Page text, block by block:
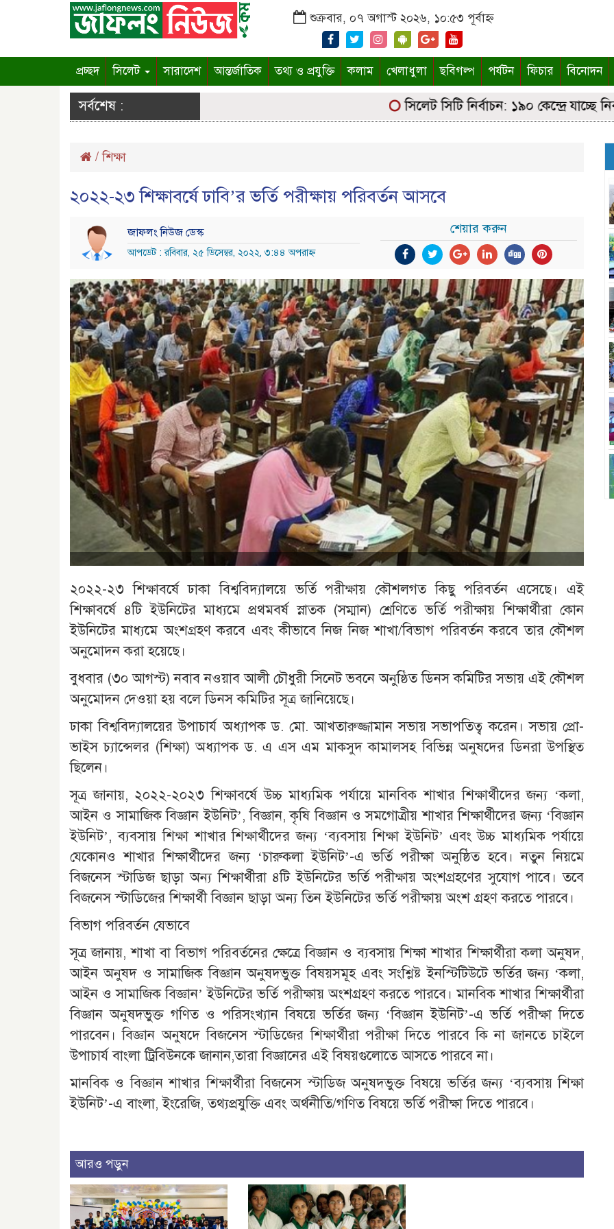
শুক্রবার, ০৭ অগাস্ট ২০২৬, ১০:৫৩ পূর্বাহ্ন
প্রচ্ছদ সিলেট সারাদেশ আন্তর্জাতিক তথ্য ও প্রযুক্তি কলাম খেলাধুলা ছবিগল্প পর্যটন ফিচার বিনোদন
সর্বশেষ : সিলেট সিটি নির্বাচন: ১৯০ কেন্দ্রে যাচ্ছে
/শিক্ষা
২০২২-২৩ শিক্ষাবর্ষে ঢাবি’র ভর্তি পরীক্ষায় পরিবর্তন আসবে
জাফলং নিউজ ডেস্ক
আপডেট : রবিবার, ২৫ ডিসেম্বর, ২০২২, ৩:৪৪ অপরাহ্ন
শেয়ার করুন
২০২২-২৩ শিক্ষাবর্ষে ঢাকা বিশ্ববিদ্যালয়ে ভর্তি পরীক্ষায় কৌশলগত কিছু পরিবর্তন এসেছে। এই
শিক্ষাবর্ষে ৪টি ইউনিটের মাধ্যমে প্রথমবর্ষ স্নাতক (সম্মান) শ্রেণিতে ভর্তি পরীক্ষায় শিক্ষার্থীরা কোন
ইউনিটের মাধ্যমে অংশগ্রহণ করবে এবং কীভাবে নিজ নিজ শাখা/বিভাগ পরিবর্তন করবে তার কৌশল
অনুমোদন করা হয়েছে।
বুধবার (৩০ আগস্ট) নবাব নওয়াব আলী চৌধুরী সিনেট ভবনে অনুষ্ঠিত ডিনস কমিটির সভায় এই কৌশল
অনুমোদন দেওয়া হয় বলে ডিনস কমিটির সূত্র জানিয়েছে।
ঢাকা বিশ্ববিদ্যালয়ের উপাচার্য অধ্যাপক ড. মো. আখতারুজ্জামান সভায় সভাপতিত্ব করেন। সভায় প্রো-
ভাইস চ্যান্সেলর (শিক্ষা) অধ্যাপক ড. এ এস এম মাকসুদ কামালসহ বিভিন্ন অনুষদের ডিনরা উপস্থিত
ছিলেন।
সূত্র জানায়, ২০২২-২০২৩ শিক্ষাবর্ষে উচ্চ মাধ্যমিক পর্যায়ে মানবিক শাখার শিক্ষার্থীদের জন্য ‌‘কলা,
আইন ও সামাজিক বিজ্ঞান ইউনিট’, বিজ্ঞান, কৃষি বিজ্ঞান ও সমগোত্রীয় শাখার শিক্ষার্থীদের জন্য ‘বিজ্ঞান
ইউনিট’, ব্যবসায় শিক্ষা শাখার শিক্ষার্থীদের জন্য ‌‘ব্যবসায় শিক্ষা ইউনিট’ এবং উচ্চ মাধ্যমিক পর্যায়ে
যেকোনও শাখার শিক্ষার্থীদের জন্য ‘চারুকলা ইউনিট’-এ ভর্তি পরীক্ষা অনুষ্ঠিত হবে। নতুন নিয়মে
বিজনেস স্টাডিজ ছাড়া অন্য শিক্ষার্থীরা ৪টি ইউনিটের ভর্তি পরীক্ষায় অংশগ্রহণের সুযোগ পাবে। তবে
বিজনেস স্টাডিজের শিক্ষার্থী বিজ্ঞান ছাড়া অন্য তিন ইউনিটের ভর্তি পরীক্ষায় অংশ গ্রহণ করতে পারবে।
বিভাগ পরিবর্তন যেভাবে
সূত্র জানায়, শাখা বা বিভাগ পরিবর্তনের ক্ষেত্রে বিজ্ঞান ও ব্যবসায় শিক্ষা শাখার শিক্ষার্থীরা কলা অনুষদ,
আইন অনুষদ ও সামাজিক বিজ্ঞান অনুষদভুক্ত বিষয়সমূহ এবং সংশ্লিষ্ট ইনস্টিটিউটে ভর্তির জন্য ‘কলা,
আইন ও সামাজিক বিজ্ঞান’ ইউনিটের ভর্তি পরীক্ষায় অংশগ্রহণ করতে পারবে। মানবিক শাখার শিক্ষার্থীরা
বিজ্ঞান অনুষদভুক্ত গণিত ও পরিসংখ্যান বিষয়ে ভর্তির জন্য ‘বিজ্ঞান ইউনিট’-এ ভর্তি পরীক্ষা দিতে
পারবেন। বিজ্ঞান অনুষদে বিজনেস স্টাডিজের শিক্ষার্থীরা পরীক্ষা দিতে পারবে কি না জানতে চাইলে
উপাচার্য বাংলা ট্রিবিউনকে জানান,তারা বিজ্ঞানের এই বিষয়গুলোতে আসতে পারবে না।
মানবিক ও বিজ্ঞান শাখার শিক্ষার্থীরা বিজনেস স্টাডিজ অনুষদভুক্ত বিষয়ে ভর্তির জন্য ‘ব্যবসায় শিক্ষা
ইউনিট’-এ বাংলা, ইংরেজি, তথ্যপ্রযুক্তি এবং অর্থনীতি/গণিত বিষয়ে ভর্তি পরীক্ষা দিতে পারবে।
আরও পড়ুন